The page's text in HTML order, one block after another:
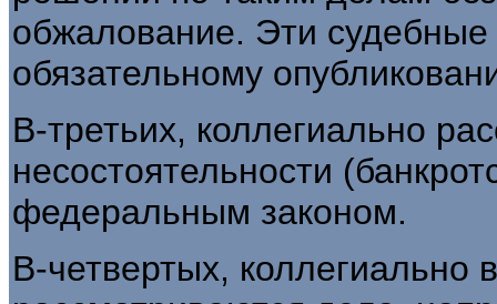
обжалование. Эти
обязательному
В-третьих, коллегиально
несостоятельности
федеральным законом.
В-четвертых, коллегиально